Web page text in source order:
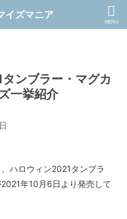
イズマニア
ンブラー・マグカ
一挙紹介
ハロウィン2021タンブラ
年10月6日より発売して